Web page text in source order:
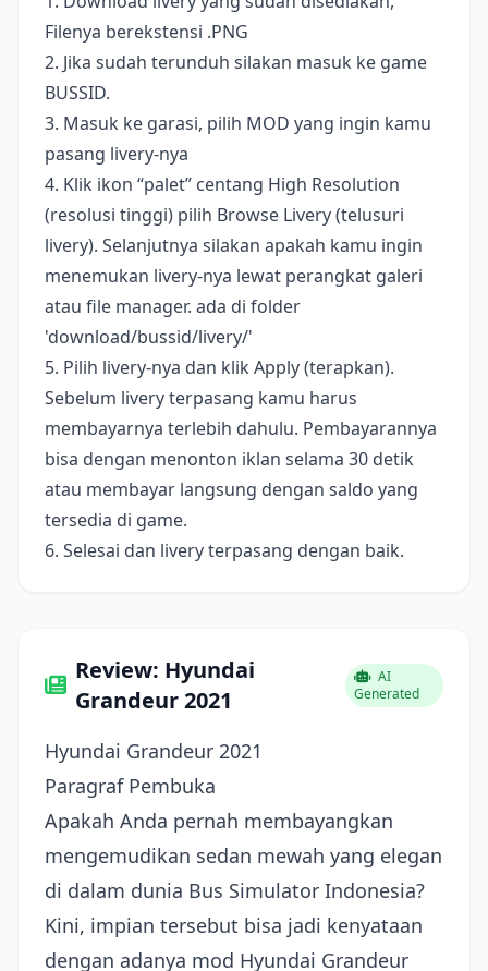
Filenya berekstensi .PNG
2. Jika sudah terunduh silakan masuk ke game
BUSSID.
3. Masuk ke garasi, pilih MOD yang ingin kamu
pasang livery-nya
4. Klik ikon “palet” centang High Resolution
(resolusi tinggi) pilih Browse Livery (telusuri
livery). Selanjutnya silakan apakah kamu ingin
menemukan livery-nya lewat perangkat galeri
atau file manager. ada di folder
'download/bussid/livery/'
5. Pilih livery-nya dan klik Apply (terapkan).
Sebelum livery terpasang kamu harus
membayarnya terlebih dahulu. Pembayarannya
bisa dengan menonton iklan selama 30 detik
atau membayar langsung dengan saldo yang
tersedia di game.
6. Selesai dan livery terpasang dengan baik.
Review: Hyundai
Grandeur 2021
AI
Generated
Hyundai Grandeur 2021
Paragraf Pembuka
Apakah Anda pernah membayangkan
mengemudikan sedan mewah yang elegan
di dalam dunia Bus Simulator Indonesia?
Kini, impian tersebut bisa jadi kenyataan
dengan adanya mod Hyundai Grandeur